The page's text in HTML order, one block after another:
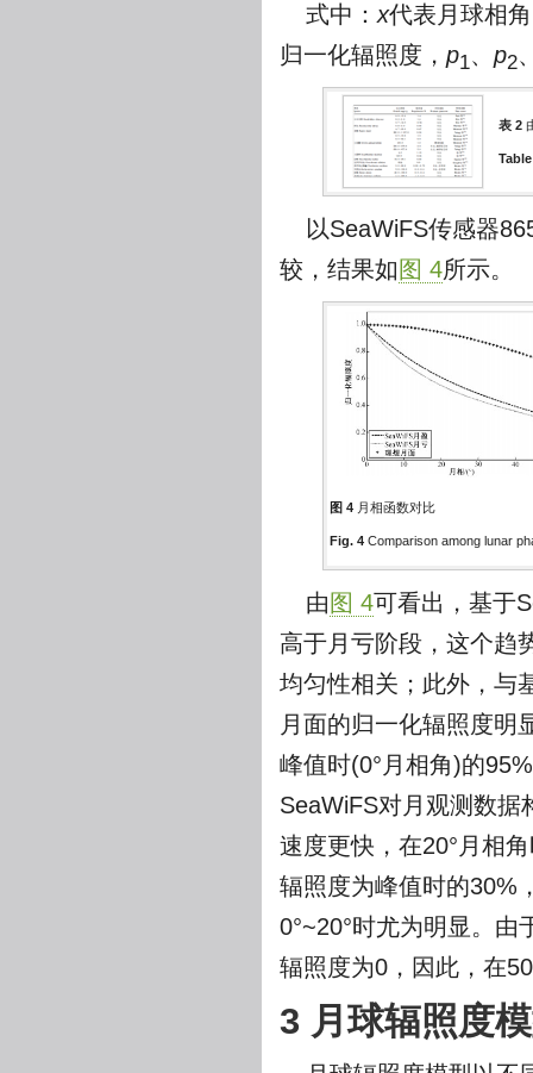
式中： x代表月球相
归一化辐照度， p1、 p2
表 2
以SeaWiFS传感器
较，结果如 图 4所示。
图 4 月相函数对比
Fig. 4 Comparison among lunar
由 图 4可看出，基于
高于月亏阶段，这个趋
均匀性相关；此外，与
月面的归一化辐照度明
峰值时(0°月相角)的
SeaWiFS对月观测数
速度更快，在20°月相
辐照度为峰值时的30%
0°~20°时尤为明显。
辐照度为0，因此，在
3 月球辐照度